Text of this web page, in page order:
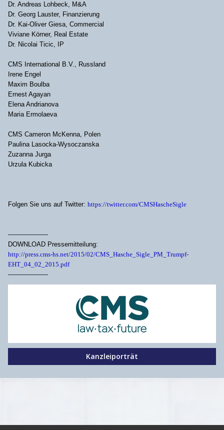
Dr. Andreas Lohbeck, M&A
Dr. Georg Lauster, Finanzierung
Dr. Kai-Oliver Giesa, Commercial
Viviane Körner, Real Estate
Dr. Nicolai Ticic, IP
CMS International B.V., Russland
Irene Engel
Maxim Boulba
Ernest Agayan
Elena Andrianova
Maria Ermolaeva
CMS Cameron McKenna, Polen
Paulina Lasocka-Wysoczanska
Zuzanna Jurga
Urzula Kubicka
Folgen Sie uns auf Twitter: https://twitter.com/CMSHascheSigle
--------------------
DOWNLOAD Pressemitteilung:
http://press.cms-hs.net/2015/02/CMS_Hasche_Sigle_PM_Trumpf-
EHT_04_02_2015.pdf
--------------------
Kanzleiporträt